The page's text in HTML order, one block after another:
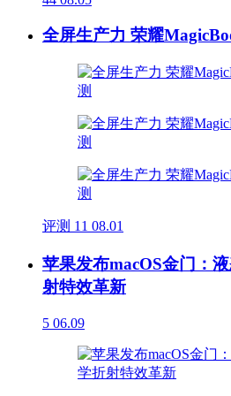
全屏生产力 荣耀
评测 11 08.01
苹果发布macOS金门：
射特效革新
5 06.09